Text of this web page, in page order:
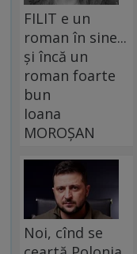
FILIT e un
roman în sine...
și încă un
roman foarte
bun
Ioana
MOROȘAN
Noi, cînd se